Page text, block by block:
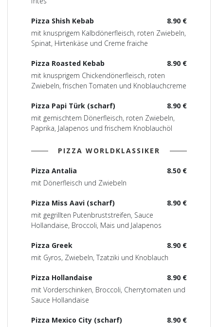
8.90 €
Pizza Shish Kebab
mit knusprigem Kalbdönerfleisch, roten Zwiebeln,
Spinat, Hirtenkäse und Creme fraiche
8.90 €
Pizza Roasted Kebab
mit knusprigem Chickendönerfleisch, roten
Zwiebeln, frischen Tomaten und Knoblauchcreme
8.90 €
Pizza Papi Türk (scharf)
mit gemischtem Dönerfleisch, roten Zwiebeln,
Paprika, Jalapenos und frischem Knoblauchöl
PIZZA WORLDKLASSIKER
8.50 €
Pizza Antalia
mit Dönerfleisch und Zwiebeln
8.90 €
Pizza Miss Aavi (scharf)
mit gegrillten Putenbruststreifen, Sauce
Hollandaise, Broccoli, Mais und Jalapenos
8.90 €
Pizza Greek
mit Gyros, Zwiebeln, Tzatziki und Knoblauch
8.90 €
Pizza Hollandaise
mit Vorderschinken, Broccoli, Cherrytomaten und
Sauce Hollandaise
8.90 €
Pizza Mexico City (scharf)